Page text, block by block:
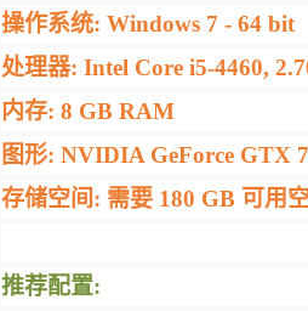
操作系统: Windows 7 - 64 bit
处理器: Intel Core i5-4460,
内存: 8 GB RAM
图形: NVIDIA GeForce GTX
存储空间: 需要 180 GB 可用
推荐配置: